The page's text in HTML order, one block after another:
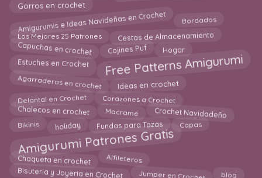
Gorros en crochet
Amigurumis e Ideas Navideñas en Crochet Bordados
Los Mejores 25 Patrones Cestas de Almacenamiento
Capuchas en crochet Cojines Puf Hogar
Estuches en Crochet Free Patterns Amigurumi
Agarraderas en crochet Ideas en crochet
Delantal en Crochet Corazones a Crochet
Chalecos en crochet Macrame Crochet Navidadeño
Bikinis holiday Fundas para Tazas Capas
Amigurumi Patrones Gratis
Chaqueta en crochet Alfileteros
Bisuteria y Joyeria en Crochet Jumper en Crochet blog